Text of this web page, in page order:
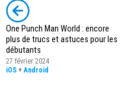
One Punch Man World : encore
plus de trucs et astuces pour les
débutants
27 février 2024
iOS +Android